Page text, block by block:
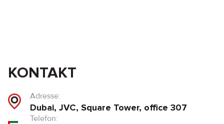
KONTAKT
Adresse:
Dubai, JVC, Square Tower, office 307
Telefon: